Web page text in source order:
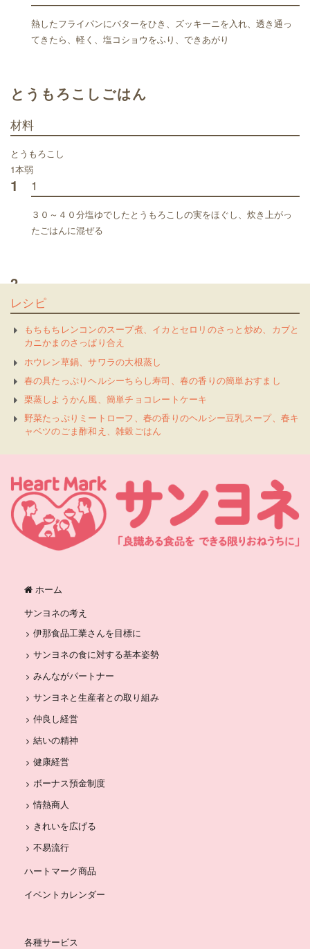
熱したフライパンにバターをひき、ズッキーニを入れ、透き通っ
てきたら、軽く、塩コショウをふり、できあがり
とうもろこしごはん
材料
とうもろこし
1本弱
1
３０～４０分塩ゆでしたとうもろこしの実をほぐし、炊き上がっ
たごはんに混ぜる
1
2
レシピ
もちもちレンコンのスープ煮、イカとセロリのさっと炒め、カブと
カニかまのさっぱり合え
ホウレン草鍋、サワラの大根蒸し
春の具たっぷりヘルシーちらし寿司、春の香りの簡単おすまし
栗蒸しようかん風、簡単チョコレートケーキ
野菜たっぷりミートローフ、春の香りのヘルシー豆乳スープ、春キ
ャベツのごま酢和え、雑穀ごはん
ホーム
サンヨネの考え
伊那食品工業さんを目標に
サンヨネの食に対する基本姿勢
みんながパートナー
サンヨネと生産者との取り組み
仲良し経営
結いの精神
健康経営
ボーナス預金制度
情熱商人
きれいを広げる
不易流行
ハートマーク商品
イベントカレンダー
各種サービス